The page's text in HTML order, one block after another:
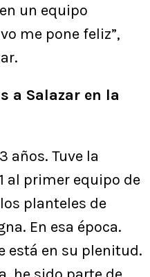
en un equipo
me pone feliz”,
a Salazar en la
años. Tuve la
al primer equipo de
planteles de
En esa época.
está en su plenitud.